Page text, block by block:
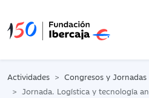
Actividades
Congresos y Jornadas
Jornada. Logística y tecnología ante el reto de crear más valor